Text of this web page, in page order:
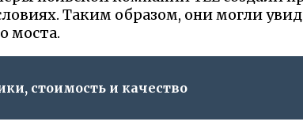
Таким образом, они могли
моста.
стоимость и качество